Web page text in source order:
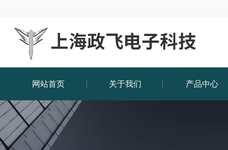
网站首页 关于我们 产品中心